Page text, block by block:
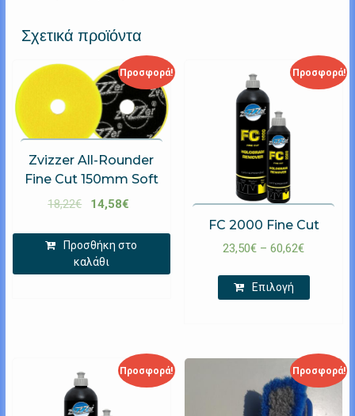
Σχετικά προϊόντα
Προσφορά!
Zvizzer All-Rounder
Fine Cut 150mm Soft
18,22€ 14,58€
Προσθήκη στο
καλάθι
Προσφορά!
FC 2000 Fine Cut
23,50€ –60,62€
Επιλογή
Προσφορά! Προσφορά!